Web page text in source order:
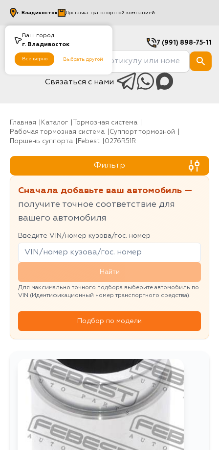
Ваш город
г. Владивосток
Все верно Выбрать другой
г. Владивосток Доставка транспортной компанией
7 (991) 898-75-11
Связаться с нами
Главная Каталог
Тормозная система
Рабочая тормозная система
Суппорт тормозной
Поршень суппорта
Febest 0276R51R
Фильтр
Сначала добавьте ваш автомобиль —
получите точное соответствие для
вашего автомобиля
Введите VIN/номер кузова/гос. номер
Найти
Для максимально точного подбора выберите автомобиль по
VIN (Идентификационный номер транспортного средства).
Подбор по модели